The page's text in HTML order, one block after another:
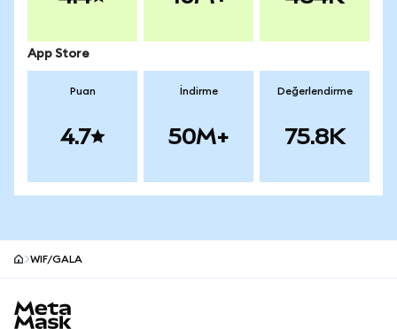
App Store
Puan
4.7
İndirme
50M+
Değerlendirme
75.8K
WIF/GALA